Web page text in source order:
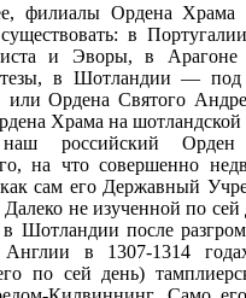
филиалы Ордена Храма
в
и Эворы, в
в Шотландии — под
или Ордена Святого
Храма на шотландской
наш российский
на что совершенно
сам его Державный
не изученной по сей
в Шотландии после
в 1307-1314
по сей день)